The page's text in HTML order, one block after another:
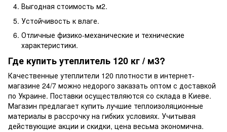
Выгодная стоимость м2.
Устойчивость к влаге.
Отличные физико-механические и технические
характеристики.
Где купить утеплитель 120 кг / м3?
Качественные утеплители 120 плотности в интернет-
магазине 24/7 можно недорого заказать оптом с доставкой
по Украине. Поставки осуществляются со склада в Киеве.
Магазин предлагает купить лучшие теплоизоляционные
материалы в рассрочку на гибких условиях. Учитывая
действующие акции и скидки, цена весьма экономична.